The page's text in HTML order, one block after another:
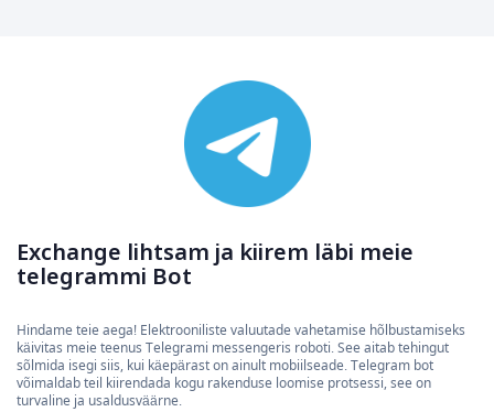
Exchange lihtsam ja kiirem läbi meie
telegrammi Bot
Hindame teie aega! Elektrooniliste valuutade vahetamise hõlbustamiseks
käivitas meie teenus Telegrami messengeris roboti. See aitab tehingut
sõlmida isegi siis, kui käepärast on ainult mobiilseade. Telegram bot
võimaldab teil kiirendada kogu rakenduse loomise protsessi, see on
turvaline ja usaldusväärne.